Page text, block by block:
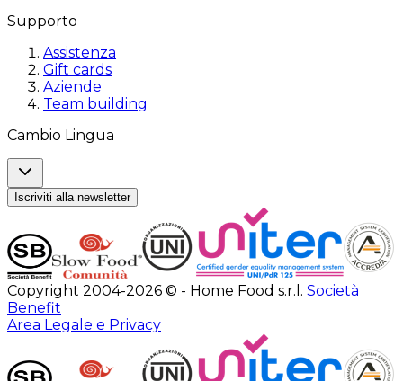
Supporto
Assistenza
Gift cards
Aziende
Team building
Cambio Lingua
Iscriviti alla newsletter
Copyright 2004-2026 © - Home Food s.r.l. Società
Benefit
Area Legale e Privacy